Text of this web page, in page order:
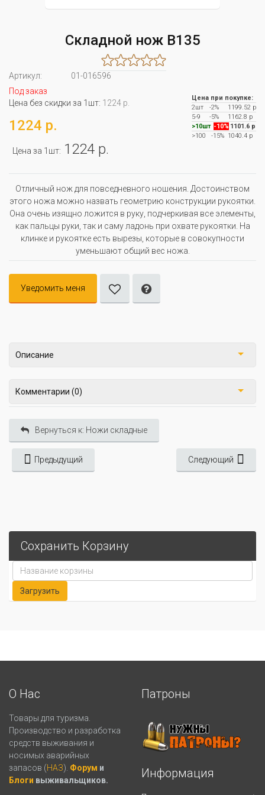
Складной нож B135
Артикул:
01-016596
Под заказ
Цена без скидки за 1шт: 1224 р.
1224 р.
Цена за 1шт: 1224 р.
Цена при покупке:
2шт
-2%
1199.52 р
5-9
-5%
1162.8 р
>10шт -10% 1101.6 р
>100
-15% 1040.4 р
Отличный нож для повседневного ношения. Достоинством
этого ножа можно назвать геометрию конструкции рукоятки.
Она очень изящно ложится в руку, подчеркивая все элементы,
как пальцы руки, так и саму ладонь при охвате рукоятки. На
клинке и рукоятке есть вырезы, которые в совокупности
уменьшают общий вес ножа.
Уведомить меня
Описание
Комментарии (0)
Вернуться к: Ножи складные
Предыдущий Следующий
Сохранить Корзину
О Нас
Товары для туризма.
Производство и разработка
средств выживания и
носимых аварийных
запасов (НАЗ). Форум и
Блоги выживальщиков.
Патроны
Информация